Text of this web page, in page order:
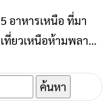
อาหาร
5 อาหารเหนือ ที่มา
เที่ยวเหนือห้ามพลาด